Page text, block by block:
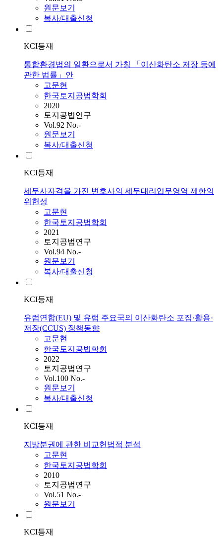
원문보기
복사/대출신청
KCI등재
통합환경법의 일환으로서 가칭 「이산화탄소 저장 등에
관한 법률」안
고문현
한국토지공법학회
2020
토지공법연구
Vol.92 No.-
원문보기
복사/대출신청
KCI등재
세무사자격을 가진 변호사의 세무대리업무영역 제한의
위헌성
고문현
한국토지공법학회
2021
토지공법연구
Vol.94 No.-
원문보기
복사/대출신청
KCI등재
유럽연합(EU) 및 유럽 주요국의 이산화탄소 포집·활용·
저장(CCUS) 정책동향
고문현
한국토지공법학회
2022
토지공법연구
Vol.100 No.-
원문보기
복사/대출신청
KCI등재
지방분권에 관한 비교헌법적 분석
고문현
한국토지공법학회
2010
토지공법연구
Vol.51 No.-
원문보기
KCI등재